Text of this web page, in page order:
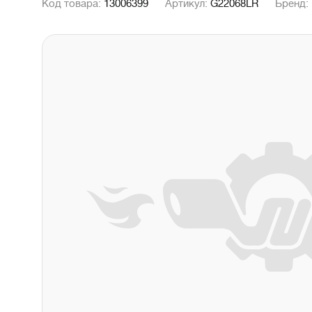
Код товара: 13006399 Артикул: G22068LR Бренд: